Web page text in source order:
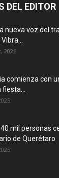
DEL EDITOR
nueva voz del
2026
comienza con
fiesta...
40 mil personas
de Querétaro